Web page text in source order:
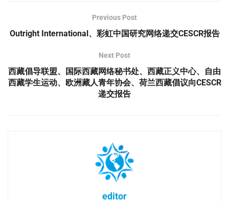
Previous Post
Outright International、彩虹中国研究网络递交CESCR报告
Next Post
西藏倡导联盟、国际西藏网络秘书处、西藏正义中心、自由
西藏学生运动、欧洲藏人青年协会、荷兰西藏倡议向CESCR
递交报告
editor